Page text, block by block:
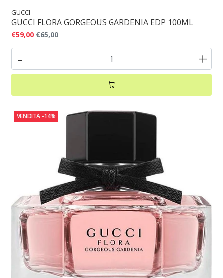
GUCCI
GUCCI FLORA GORGEOUS GARDENIA EDP 100ML
€59,00 €65,00
- +
VENDITA -14%